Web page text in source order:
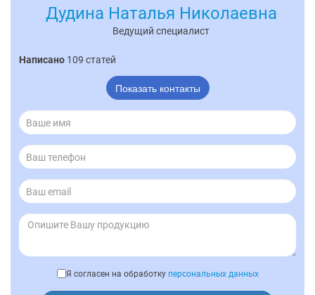
Дудина Наталья Николаевна
Ведущий специалист
Написано 109 статей
Показать контакты
Я согласен на обработку персональных данных